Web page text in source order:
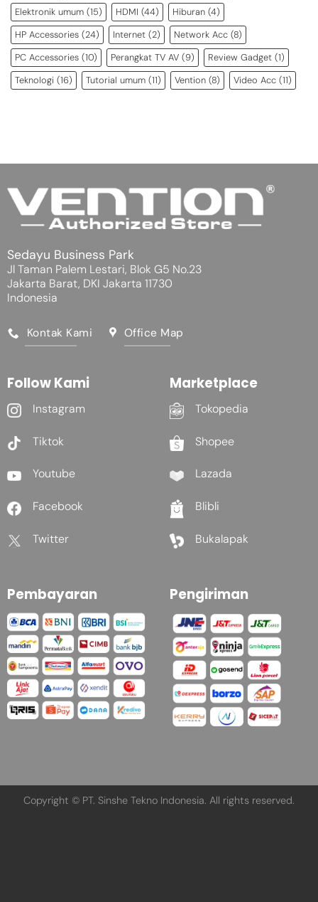
Elektronik umum (15) HDMI (44) Hiburan (4)
HP Accessories (24) Internet (2) Network Acc (8)
PC Accessories (10) Perangkat TV AV (9) Review Gadget (1)
Teknologi (16) Tutorial umum (11) Vention (8) Video Acc (11)
Sedayu Business Park
Jl Taman Palem Lestari, Blok G5 No.23
Jakarta Barat, DKI Jakarta 11730
Indonesia
Kontak Kami Office Map
Follow Kami
Instagram
Tiktok
Youtube
Facebook
Twitter
Marketplace
Tokopedia
Shopee
Lazada
Blibli
Bukalapak
Pembayaran Pengiriman
Copyright © PT. Sinshe Tekno Indonesia. All rights reserved.